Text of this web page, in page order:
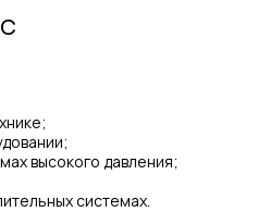
высокого давления;
системах.